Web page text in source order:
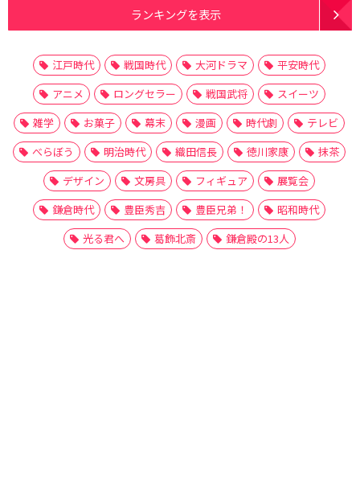
ランキングを表示
江戸時代 戦国時代 大河ドラマ
平安時代
アニメ
ロングセラー 戦国武将
スイーツ
雑学
お菓子 幕末 漫画 時代劇
テレビ
べらぼう
明治時代 織田信長 徳川家康
抹茶
デザイン
文房具 フィギュア
展覧会
鎌倉時代
豊臣秀吉 豊臣兄弟！
昭和時代
光る君へ
葛飾北斎 鎌倉殿の13人